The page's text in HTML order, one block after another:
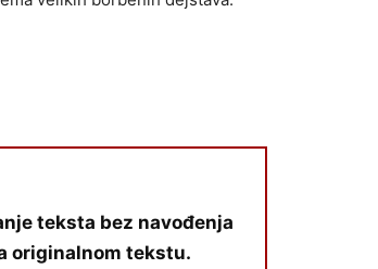
teksta bez navođenja
originalnom tekstu.